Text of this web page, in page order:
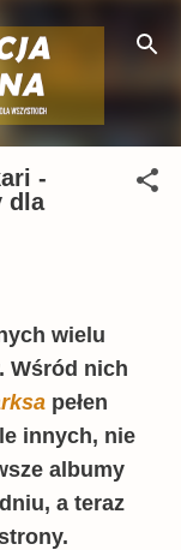
-
dla
wielu
Wśród nich
pełen
innych, nie
albumy
a teraz